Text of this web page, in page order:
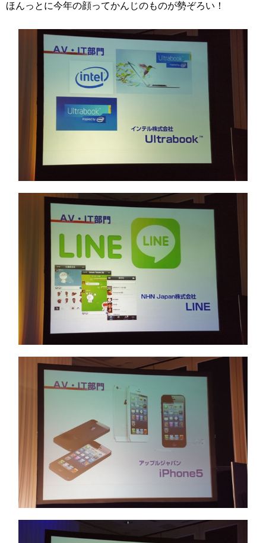
ほんっとに今年の顔ってかんじのものが勢ぞろい！